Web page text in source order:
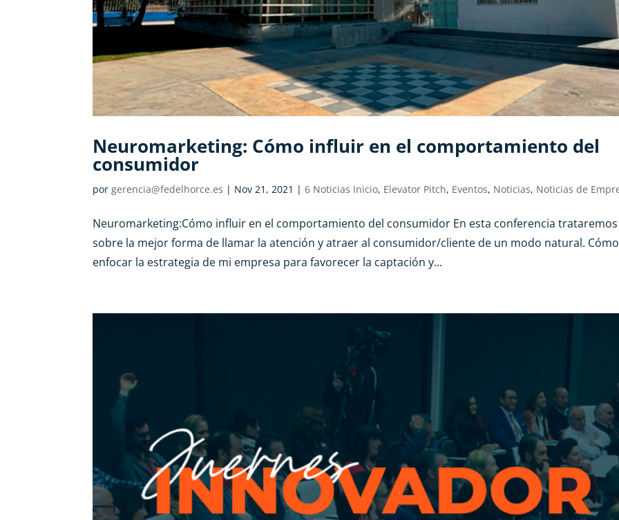
Neuromarketing: Cómo influir en el comportamiento del
consumidor
porgerencia@fedelhorce.es | Nov 21, 2021 |6 Noticias Inicio, Elevator Pitch, Eventos, Noticias, Noticias de
Neuromarketing:Cómo influir en el comportamiento del consumidor En esta conferencia trataremos
sobre la mejor forma de llamar la atención y atraer al consumidor/cliente de un modo natural. Cómo
enfocar la estrategia de mi empresa para favorecer la captación y...